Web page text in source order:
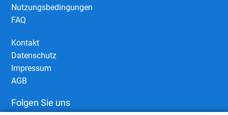
Nutzungsbedingungen
FAQ
Kontakt
Datenschutz
Impressum
AGB
Folgen Sie uns